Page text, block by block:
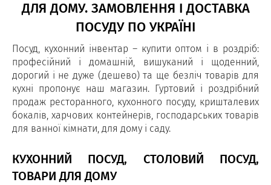
ДЛЯ ДОМУ. ЗАМОВЛЕННЯ І ДОСТАВКА
ПОСУДУ ПО УКРАЇНІ
Посуд, кухонний інвентар – купити оптом і в роздріб:
професійний і домашній, вишуканий і щоденний,
дорогий і не дуже (дешево) та ще безліч товарів для
кухні пропонує наш магазин. Гуртовий і роздрібний
продаж ресторанного, кухонного посуду, кришталевих
бокалів, харчових контейнерів, господарських товарів
для ванної кімнати, для дому і саду.
КУХОННИЙ ПОСУД, СТОЛОВИЙ ПОСУД,
ТОВАРИ ДЛЯ ДОМУ